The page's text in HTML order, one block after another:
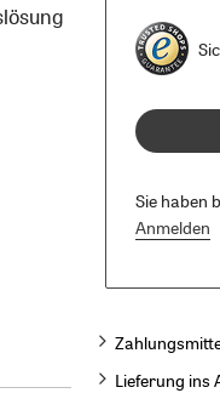
Sie haben
Anmelden
Lieferung ins